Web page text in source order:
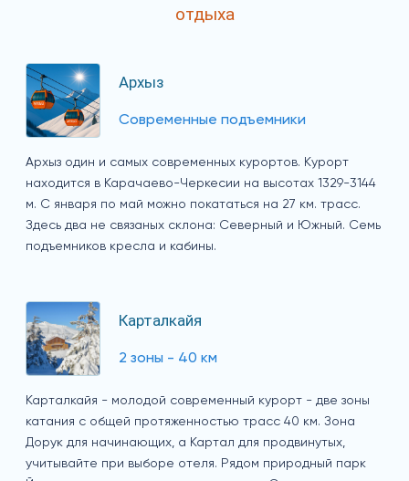
отдыха
Архыз
Современные подъемники
Архыз один и самых современных курортов. Курорт
находится в Карачаево-Черкесии на высотах 1329-3144
м. С января по май можно покататься на 27 км. трасс.
Здесь два не связаных склона: Северный и Южный. Семь
подъемников кресла и кабины.
Карталкайя
2 зоны - 40 км
Карталкайя - молодой современный курорт - две зоны
катания с общей протяженностью трасс 40 км. Зона
Дорук для начинающих, а Картал для продвинутых,
учитывайте при выборе отеля. Рядом природный парк